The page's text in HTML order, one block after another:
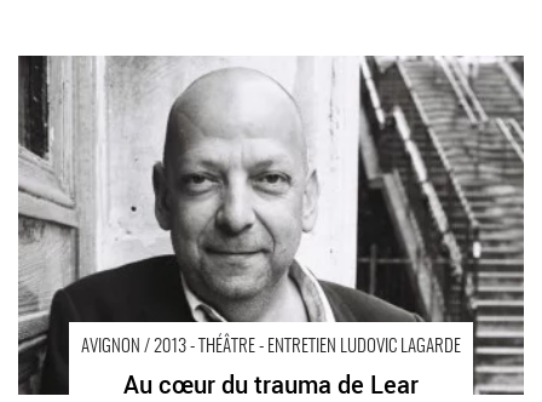
AVIGNON / 2013 - THÉÂTRE - ENTRETIEN LUDOVIC LAGARDE
Au cœur du trauma de Lear
Au cœur du trauma de Lear - Critique sortie Avignon / 2013
Boulbon Carrière de Boulbon